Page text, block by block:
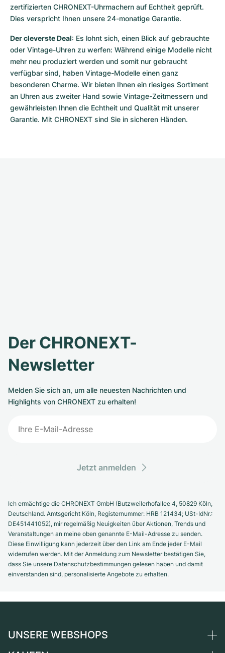
zertifizierten CHRONEXT-Uhrmachern auf Echtheit geprüft.
Dies verspricht Ihnen unsere 24-monatige Garantie.
Der cleverste Deal: Es lohnt sich, einen Blick auf gebrauchte
oder Vintage-Uhren zu werfen: Während einige Modelle nicht
mehr neu produziert werden und somit nur gebraucht
verfügbar sind, haben Vintage-Modelle einen ganz
besonderen Charme. Wir bieten Ihnen ein riesiges Sortiment
an Uhren aus zweiter Hand sowie Vintage-Zeitmessern und
gewährleisten Ihnen die Echtheit und Qualität mit unserer
Garantie. Mit CHRONEXT sind Sie in sicheren Händen.
Der CHRONEXT-
Newsletter
Melden Sie sich an, um alle neuesten Nachrichten und
Highlights von CHRONEXT zu erhalten!
Jetzt anmelden
Ich ermächtige die CHRONEXT GmbH (Butzweilerhofallee 4, 50829 Köln,
Deutschland. Amtsgericht Köln, Registernummer: HRB 121434; USt-IdNr.:
DE451441052), mir regelmäßig Neuigkeiten über Aktionen, Trends und
Veranstaltungen an meine oben genannte E-Mail-Adresse zu senden.
Diese Einwilligung kann jederzeit über den Link am Ende jeder E-Mail
widerrufen werden. Mit der Anmeldung zum Newsletter bestätigen Sie,
dass Sie unsere Datenschutzbestimmungen gelesen haben und damit
einverstanden sind, personalisierte Angebote zu erhalten.
UNSERE WEBSHOPS